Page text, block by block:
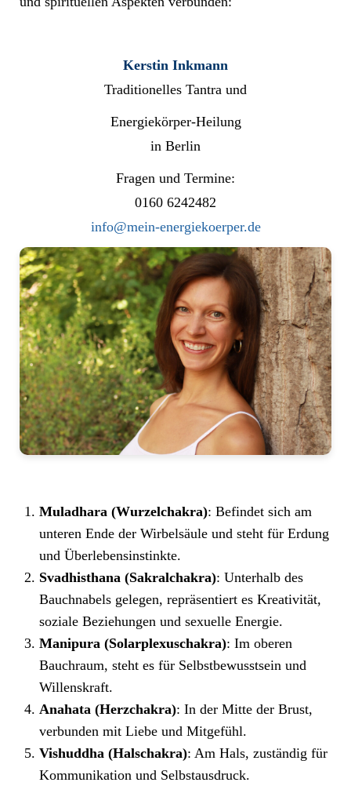
Kerstin Inkmann
Traditionelles Tantra und
Energiekörper-Heilung
in Berlin
Fragen und Termine:
0160 6242482
info@mein-energiekoerper.de
Muladhara (Wurzelchakra): Befindet sich am
unteren Ende der Wirbelsäule und steht für Erdung
und Überlebensinstinkte.
Svadhisthana (Sakralchakra): Unterhalb des
Bauchnabels gelegen, repräsentiert es Kreativität,
soziale Beziehungen und sexuelle Energie.
Manipura (Solarplexuschakra): Im oberen
Bauchraum, steht es für Selbstbewusstsein und
Willenskraft.
Anahata (Herzchakra): In der Mitte der Brust,
verbunden mit Liebe und Mitgefühl.
Vishuddha (Halschakra): Am Hals, zuständig für
Kommunikation und Selbstausdruck.